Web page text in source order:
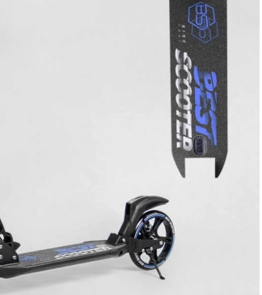
НА ВЕЛОСИПЕДИ ВІД 2000 ГРН •